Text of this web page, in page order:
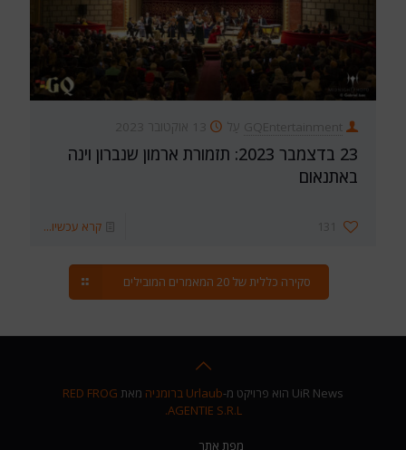
GQEntertainment עַל 13 אוקטובר 2023
23 בדצמבר 2023: תזמורת ארמון שנברון וינה
באתנאום
131 קרא עכשיו...
סקירה כללית של 20 המאמרים המובילים
UiR News הוא פרויקט מ- Urlaub ברומניה מאת RED FROG
AGENTIE S.R.L.
מפת אתר